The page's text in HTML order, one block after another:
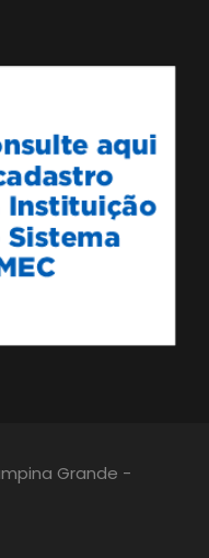
Grande -